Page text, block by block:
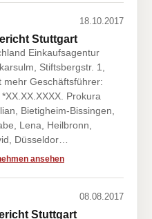
18.10.2017
Stuttgart
Einkaufsagentur
Stiftsbergstr. 1,
mehr Geschäftsführer:
Prokura
Bietigheim-Bissingen,
Lena, Heilbronn,
Düsseldor…
ansehen
08.08.2017
Stuttgart